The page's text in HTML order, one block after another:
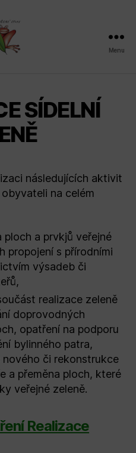
Menu
SÍDELNÍ
následujících aktivit
na celém
a prvkjů veřejné
propojení s přírodními
výsadeb či
realizace zeleně
doprovodných
opatření na podporu
bylinného patra,
nového či rekonstrukce
a přeměna ploch, které
veřejné zeleně.
Realizace